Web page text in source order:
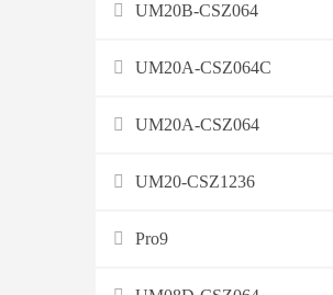
UM20B-CSZ064
UM20A-CSZ064C
UM20A-CSZ064
UM20-CSZ1236
Pro9